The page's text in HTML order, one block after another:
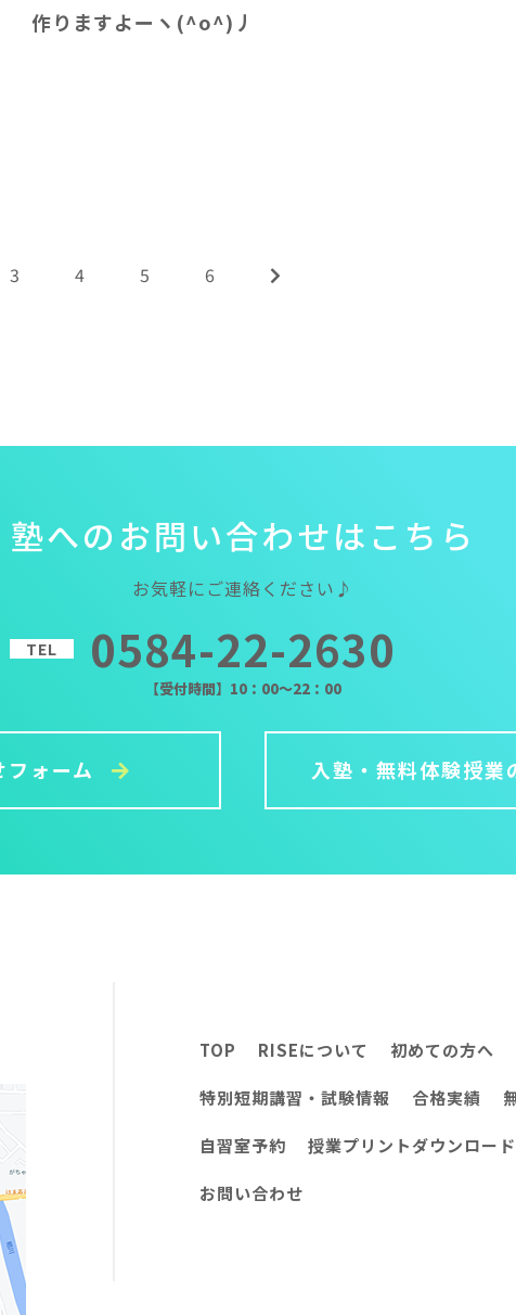
作りますよーヽ(^o^)丿
3 4 5 6
塾へのお問い合わせは こ ち ら
お気軽にご連絡ください♪
TEL 0584-22-2630
【受付時間】10：00～22：00
ォーム 入塾・無料体験授業
TOP RISEについて 初めての方へ
特別短期講習・試験情報 合格実績
自習室予約 授業プリントダウンロード
お問い合わせ